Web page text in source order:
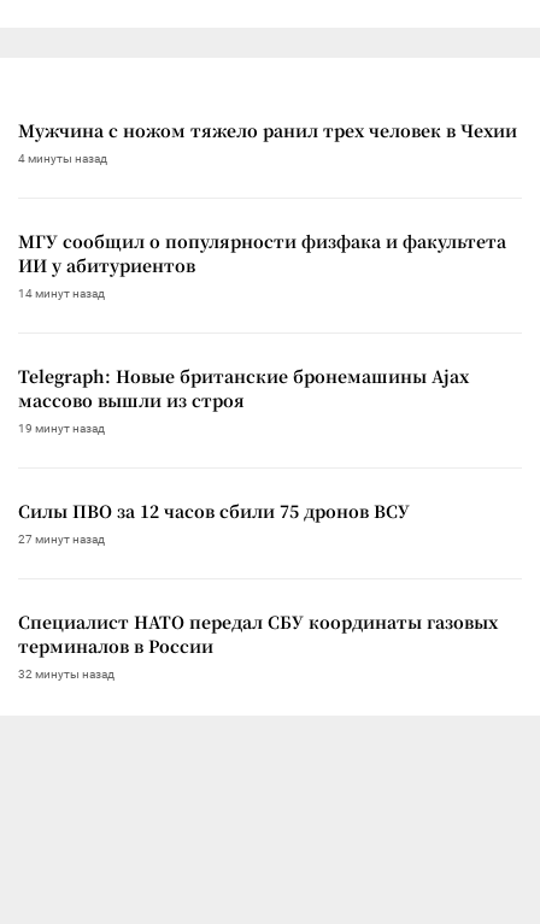
Мужчина с ножом тяжело ранил трех человек в Чехии
4 минуты назад
МГУ сообщил о популярности физфака и факультета
ИИ у абитуриентов
14 минут назад
Telegraph: Новые британские бронемашины Ajax
массово вышли из строя
19 минут назад
Силы ПВО за 12 часов сбили 75 дронов ВСУ
27 минут назад
Специалист НАТО передал СБУ координаты газовых
терминалов в России
32 минуты назад